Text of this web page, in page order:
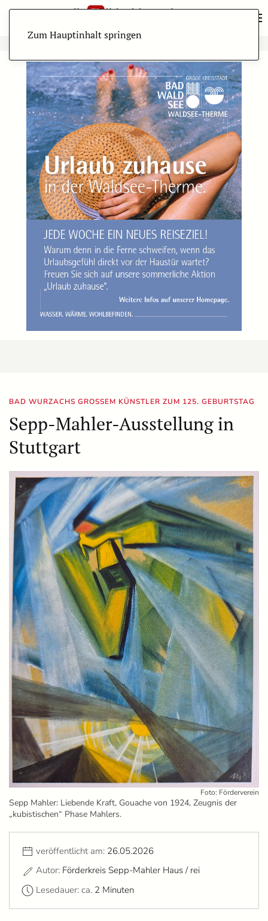
Zum Hauptinhalt springen
BAD WURZACHS GROSSEM KÜNSTLER ZUM 125. GEBURTSTAG
Sepp-Mahler-Ausstellung in
Stuttgart
Foto: Förderverein
Sepp Mahler: Liebende Kraft, Gouache von 1924, Zeugnis der
„kubistischen“ Phase Mahlers.
veröffentlicht am: 26.05.2026
Autor: Förderkreis Sepp-Mahler Haus / rei
Lesedauer: ca. 2 Minuten